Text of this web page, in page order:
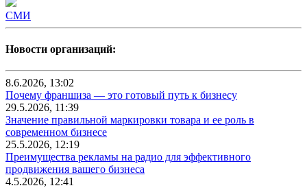
СМИ
Новости организаций:
8.6.2026, 13:02
Почему франшиза — это готовый путь к бизнесу
29.5.2026, 11:39
Значение правильной маркировки товара и ее роль в
современном бизнесе
25.5.2026, 12:19
Преимущества рекламы на радио для эффективного
продвижения вашего бизнеса
4.5.2026, 12:41